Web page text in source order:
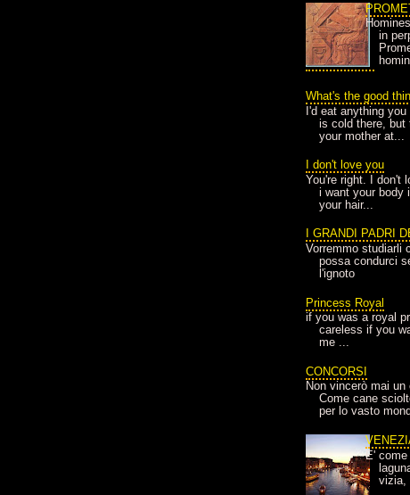
in
What's the good
I'd eat anything
is cold there, but
your mother at...
I don't love you
You're right. I don't
i want your body
your hair...
I GRANDI PADRI
Vorremmo studiarli
possa condurci
l'ignoto
Princess Royal
if you was a royal
careless if you
me ...
CONCORSI
Non vincerò mai
Come cane
per lo vasto
E'
vizia,